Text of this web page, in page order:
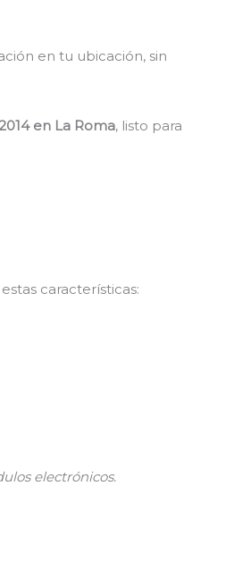
en tu ubicación, sin
en La Roma, listo para
características:
electrónicos.